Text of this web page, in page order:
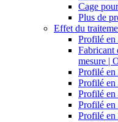
Cage
Plus de
Effet du
Profilé en
Fabricant
mesure |
Profilé en
Profilé
Profilé
Profilé en
Profilé en